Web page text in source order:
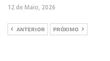
12 de Maio, 2026
ANTERIOR PRÓXIMO